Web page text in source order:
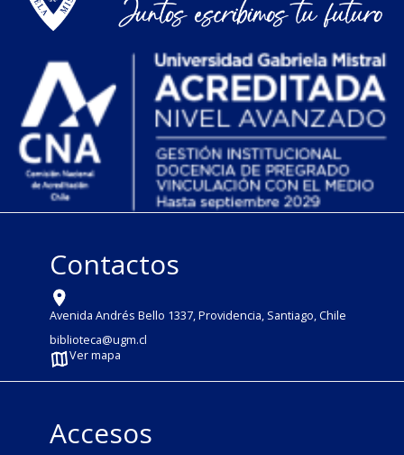
Contactos
Avenida Andrés Bello 1337, Providencia, Santiago, Chile
biblioteca@ugm.cl
Ver mapa
Accesos